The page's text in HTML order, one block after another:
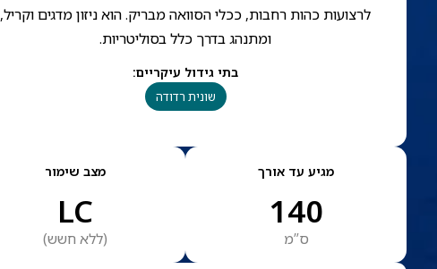
לרצועות כהות רחבות, ככלי הסוואה מבריק. הוא ניזון מדגים וקריל,
ומתנהג בדרך כלל בסוליטריות.
בתי גידול עיקריים:
שונית רדודה
מגיע עד אורך
140
ס”מ
מצב שימור
LC
(ללא חשש)